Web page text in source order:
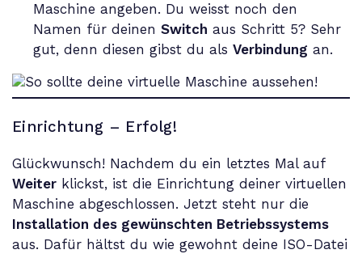
Maschine angeben. Du weisst noch den
Namen für deinen Switch aus Schritt 5? Sehr
gut, denn diesen gibst du als Verbindung an.
Einrichtung – Erfolg!
Glückwunsch! Nachdem du ein letztes Mal auf
Weiter klickst, ist die Einrichtung deiner virtuellen
Maschine abgeschlossen. Jetzt steht nur die
Installation des gewünschten Betriebssystems
aus. Dafür hältst du wie gewohnt deine ISO-Datei